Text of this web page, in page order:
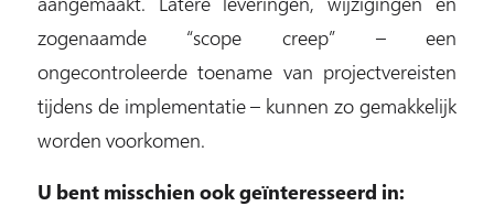
zogenaamde “scope creep” – een
ongecontroleerde toename van projectvereisten
tijdens de implementatie – kunnen zo gemakkelijk
worden voorkomen.
U bent misschien ook geïnteresseerd in: